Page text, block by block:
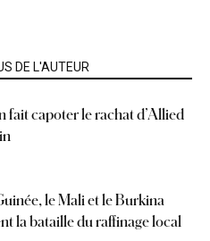
DE L'AUTEUR
fait capoter le rachat d’Allied
le Mali et le Burkina
la bataille du raffinage local